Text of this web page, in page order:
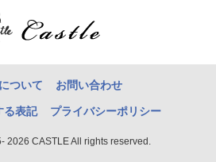
ついて お問い合わせ
る表記 プライバシーポリシー
2026 CASTLE All rights reserved.